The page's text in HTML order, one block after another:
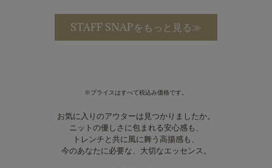
STAFF SNAPをもっと見る≫
※プライスはすべて税込み価格です。
お気に入りのアウターは見つかりましたか。
ニットの優しさに包まれる安心感も、
トレンチと共に風に舞う高揚感も、
今のあなたに必要な、大切なエッセンス。